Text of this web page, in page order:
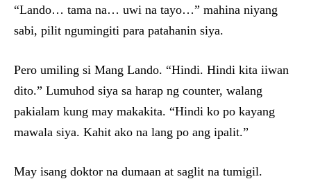
“Lando… tama na… uwi na tayo…” mahina niyang
sabi, pilit ngumingiti para patahanin siya.
Pero umiling si Mang Lando. “Hindi. Hindi kita iiwan
dito.” Lumuhod siya sa harap ng counter, walang
pakialam kung may makakita. “Hindi ko po kayang
mawala siya. Kahit ako na lang po ang ipalit.”
May isang doktor na dumaan at saglit na tumigil.